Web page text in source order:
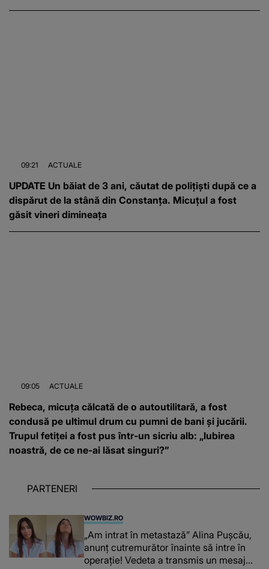
09:21 ACTUALE
UPDATE Un băiat de 3 ani, căutat de polițiști după ce a
dispărut de la stână din Constanța. Micuțul a fost
găsit vineri dimineața
09:05 ACTUALE
Rebeca, micuța călcată de o autoutilitară, a fost
condusă pe ultimul drum cu pumni de bani și jucării.
Trupul fetiței a fost pus într-un sicriu alb: „Iubirea
noastră, de ce ne-ai lăsat singuri?”
PARTENERI
WOWBIZ.RO
„Am intrat în metastază” Alina Pușcău,
anunț cutremurător înainte să intre în
operație! Vedeta a transmis un mesaj